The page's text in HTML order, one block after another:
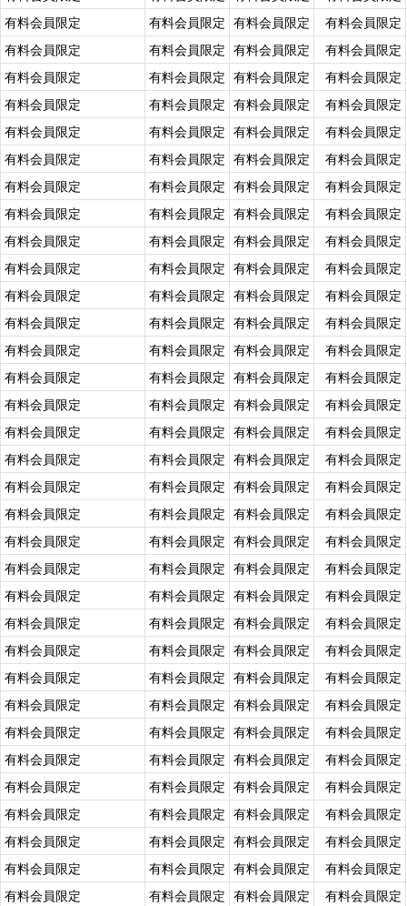
有料会員限定
有料会員限定 有料会員限定
有料会員限定
有料会員限定
有料会員限定 有料会員限定
有料会員限定
有料会員限定
有料会員限定 有料会員限定
有料会員限定
有料会員限定
有料会員限定 有料会員限定
有料会員限定
有料会員限定
有料会員限定 有料会員限定
有料会員限定
有料会員限定
有料会員限定 有料会員限定
有料会員限定
有料会員限定
有料会員限定 有料会員限定
有料会員限定
有料会員限定
有料会員限定 有料会員限定
有料会員限定
有料会員限定
有料会員限定 有料会員限定
有料会員限定
有料会員限定
有料会員限定 有料会員限定
有料会員限定
有料会員限定
有料会員限定 有料会員限定
有料会員限定
有料会員限定
有料会員限定 有料会員限定
有料会員限定
有料会員限定
有料会員限定 有料会員限定
有料会員限定
有料会員限定
有料会員限定 有料会員限定
有料会員限定
有料会員限定
有料会員限定 有料会員限定
有料会員限定
有料会員限定
有料会員限定 有料会員限定
有料会員限定
有料会員限定
有料会員限定 有料会員限定
有料会員限定
有料会員限定
有料会員限定 有料会員限定
有料会員限定
有料会員限定
有料会員限定 有料会員限定
有料会員限定
有料会員限定
有料会員限定 有料会員限定
有料会員限定
有料会員限定
有料会員限定 有料会員限定
有料会員限定
有料会員限定
有料会員限定 有料会員限定
有料会員限定
有料会員限定
有料会員限定 有料会員限定
有料会員限定
有料会員限定
有料会員限定 有料会員限定
有料会員限定
有料会員限定
有料会員限定 有料会員限定
有料会員限定
有料会員限定
有料会員限定 有料会員限定
有料会員限定
有料会員限定
有料会員限定 有料会員限定
有料会員限定
有料会員限定
有料会員限定 有料会員限定
有料会員限定
有料会員限定
有料会員限定 有料会員限定
有料会員限定
有料会員限定
有料会員限定 有料会員限定
有料会員限定
有料会員限定
有料会員限定 有料会員限定
有料会員限定
有料会員限定
有料会員限定 有料会員限定
有料会員限定
有料会員限定
有料会員限定 有料会員限定
有料会員限定